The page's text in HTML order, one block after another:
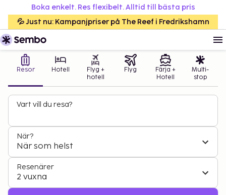
Boka enkelt. Res flexibelt. Alltid till bästa pris
💦 Just nu: Kampanjpriser på The Reef i Fredrikshamn
Resor Hotell
Flyg +
hotell
Flyg
Färja +
Hotell
Multi-
stop
Vart vill du resa?
När?
När som helst
Resenärer
2 vuxna